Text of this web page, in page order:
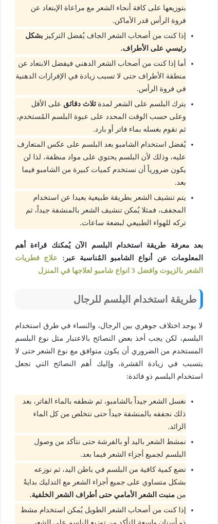
بتوزيعها على كافة أنحاء الشعر مع مراعاة الإبتعاد عن
فروة الرأس قدر الأماكن.
إذا كنت من أصحاب الشعر الجاف يُفضل التركيز بشكل
رئيسي على الأطراف.
أما إذا كنت من أصحاب الشعر الدهني فيفضل الابتعاد عن
منطقة الأطراف حتى لا تسبب زيادة في الإفرازات الدهنية
في فروة الرأس.
يترك البلسم على الشعر لمدةثلاث دقائق على الأقل
وعلى حسب الوقت المحدد على عبوة البلسم المُستخدم،
ثم نقوم بغسله بماء فاتر أو بارد.
يُفضل استخدام الشامبو بعد البلسم على عكس المتعارف
عليه، وذلك لأن البلسم يحتوي على مواد منظفة، لذا لن
يكون ضرورياً أن نستخدم كميات كبيرة من الشامبو فيما
بعد.
يتم تنشيف الشعر بطريقة طبيعية بعيدا عن استخدام
المجفف، فمثلا يُمكن تنشيف الشعر بالمنشفة جيداً، ثم
تركه للهواء الطبيعي لبضعة ساعات.
بعد معرفة طريقة استخدام البلسم الآن يُمكنك قراءة أهم
المعلومات عن أنواع الشامبو المُناسبة عبر: علاج فطريات
الشعر بالزيوت وافضل 3 انواع شامبو لعلاجها في المنزل
طريقة استخدام البلسم للرجال
لا يوجد اختلاف جوهري بين الرجال، والنساء في طرق استخدام
البلسم، لكن يجب أخذ بعض النصائح بالاعتبار مثل نوع البلسم
المستخدم من الضروري أن يكون متوافق مع نوع الشعر حتى لا
يتسبب في زيادة القشرة، وإليك أهم النصائح التي تجعل
استخدام البلسم ذو فائدة:
نغسل الشعر جيداً بالشامبو، ثم شطفه بالماء الفاتر، بعد
ذلك نجففه بالمنشفة جيداً حتى نتخلص من كل الماء
الزائد.
نمشط الشعر باليد أو بالفرشة حتى نتأكد من وصول
البلسم لجميع أجزاء الشعر فيما بعد.
نضع كمية كافية من البلسم في باطن اليد، ثم نوزعه
بشكل متساوي على جميع أجزاء الشعر مع التدليك بدايةً
من منبت الشعر الأمامي حتى أطراف الشعر الخلفية.
إذا كنت من أصحاب الشعر الطويل يُمكن استخدام مشط